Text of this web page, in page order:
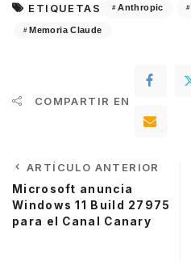
ETIQUETAS Anthropic
Memoria Claude
COMPARTIR EN
ARTÍCULO ANTERIOR
Microsoft anuncia
Windows 11 Build 27975
para el Canal Canary